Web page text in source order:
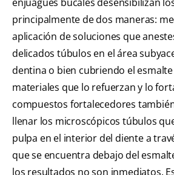
principalmente de dos maneras:
aplicación de soluciones que
delicados túbulos en el área
dentina o bien cubriendo el
materiales que lo refuerzan y lo
compuestos fortalecedores
llenar los microscópicos túbulos
pulpa en el interior del diente a
que se encuentra debajo del
los resultados no son inmediatos.